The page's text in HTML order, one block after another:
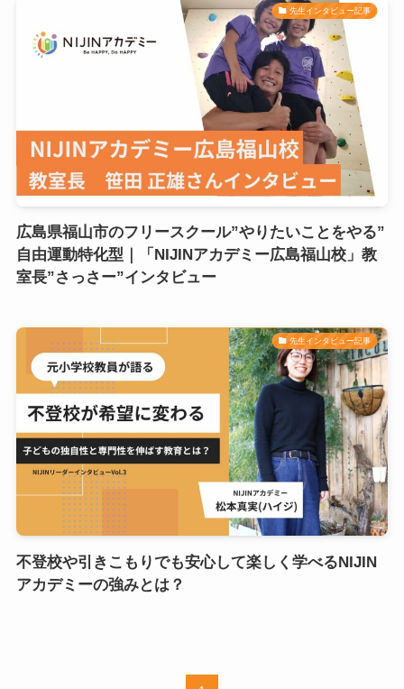
先生インタビュー記事
広島県福山市のフリースクール”やりたいことをやる”
自由運動特化型｜「NIJINアカデミー広島福山校」教
室長”さっさー”インタビュー
先生インタビュー記事
不登校や引きこもりでも安心して楽しく学べるNIJIN
アカデミーの強みとは？